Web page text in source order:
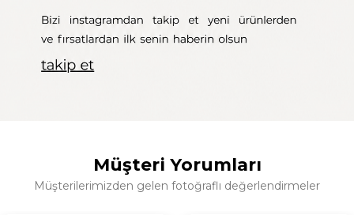
Müşteri Yorumları
Müşterilerimizden gelen fotoğraflı değerlendirmeler